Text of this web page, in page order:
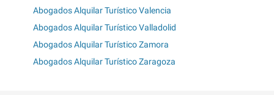
Abogados Alquilar Turístico Valencia
Abogados Alquilar Turístico Valladolid
Abogados Alquilar Turístico Zamora
Abogados Alquilar Turístico Zaragoza